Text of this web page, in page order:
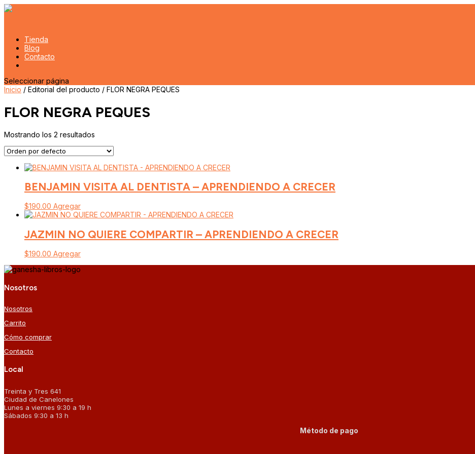
Tienda
Blog
Contacto
Seleccionar página
Inicio / Editorial del producto / FLOR NEGRA PEQUES
FLOR NEGRA PEQUES
Mostrando los 2 resultados
BENJAMIN VISITA AL DENTISTA – APRENDIENDO A CRECER
$190.00 Agregar
JAZMIN NO QUIERE COMPARTIR – APRENDIENDO A CRECER
$190.00 Agregar
Nosotros
Nosotros
Carrito
Cómo comprar
Contacto
Local
Treinta y Tres 641
Ciudad de Canelones
Lunes a viernes 9:30 a 19 h
Sábados 9:30 a 13 h
Método de pago